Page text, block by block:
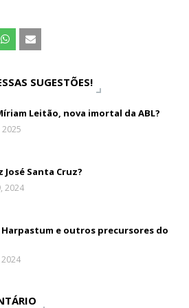
SUGESTÕES!
Leitão, nova imortal da ABL?
José Santa Cruz?
2024
Harpastum e outros precursores do